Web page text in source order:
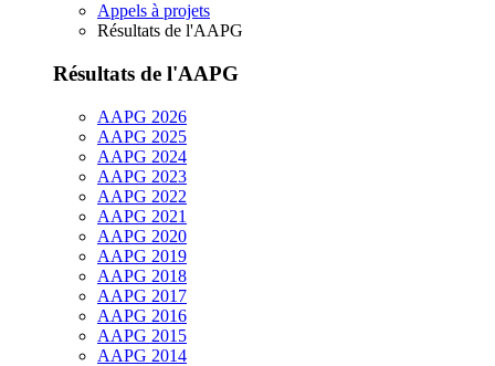
Appels à projets
Résultats de l'AAPG
Résultats de l'AAPG
AAPG 2026
AAPG 2025
AAPG 2024
AAPG 2023
AAPG 2022
AAPG 2021
AAPG 2020
AAPG 2019
AAPG 2018
AAPG 2017
AAPG 2016
AAPG 2015
AAPG 2014